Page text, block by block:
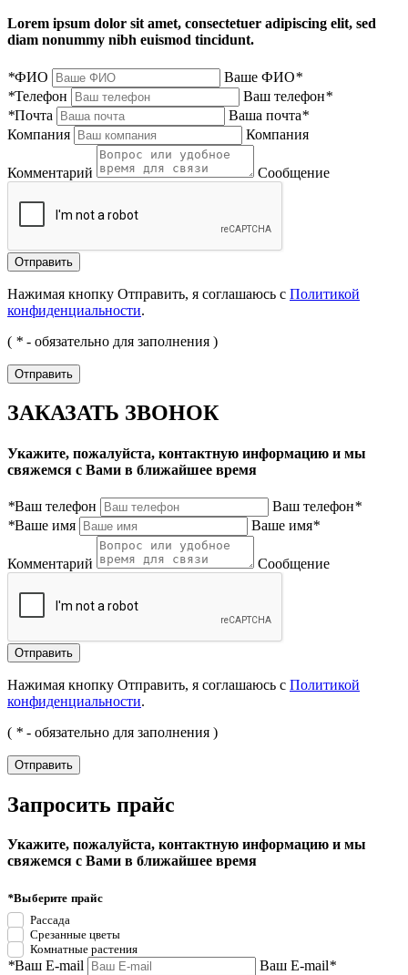
Lorem ipsum dolor sit amet, consectetuer adipiscing elit, sed
diam nonummy nibh euismod tincidunt.
*ФИО Ваше ФИО*
*Телефон Ваш телефон*
*Почта Ваша почта*
Компания
Компания
Комментарий Сообщение
Нажимая кнопку Отправить, я соглашаюсь с Политикой
конфиденциальности.
( * - обязательно для заполнения )
ЗАКАЗАТЬ ЗВОНОК
Укажите, пожалуйста, контактную информацию и мы
свяжемся с Вами в ближайшее время
*Ваш телефон Ваш телефон*
*Ваше имя Ваше имя*
Комментарий Сообщение
Нажимая кнопку Отправить, я соглашаюсь с Политикой
конфиденциальности.
( * - обязательно для заполнения )
Запросить прайс
Укажите, пожалуйста, контактную информацию и мы
свяжемся с Вами в ближайшее время
*Выберите прайс
Рассада
Срезанные цветы
Комнатные растения
*Ваш E-mail Ваш E-mail*